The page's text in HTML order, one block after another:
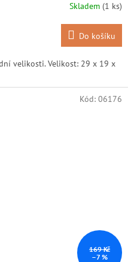
Skladem (1 ks)
Do košíku
velikosti. Velikost: 29 x 19 x
169 Kč
–7 %
Kód: 06176